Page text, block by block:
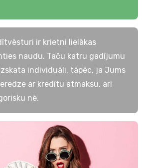
ir krietni lielākas
naudu. Taču katru gadījumu
individuāli, tāpēc, ja Jums
ar kredītu atmaksu, arī
nē.